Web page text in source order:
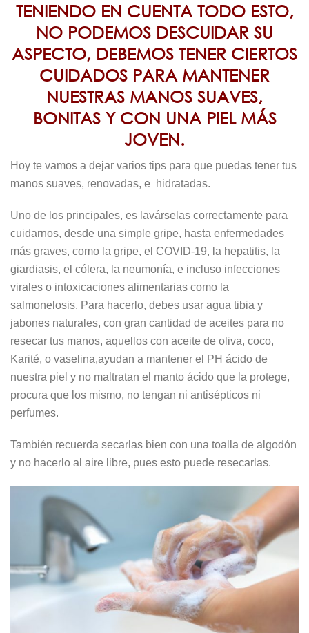
TENIENDO EN CUENTA TODO ESTO,
NO PODEMOS DESCUIDAR SU
ASPECTO, DEBEMOS TENER CIERTOS
CUIDADOS PARA MANTENER
NUESTRAS MANOS SUAVES,
BONITAS Y CON UNA PIEL MÁS
JOVEN.
Hoy te vamos a dejar varios tips para que puedas tener tus
manos suaves, renovadas, e hidratadas.
Uno de los principales, es lavárselas correctamente para
cuidarnos, desde una simple gripe, hasta enfermedades
más graves, como la gripe, el COVID-19, la hepatitis, la
giardiasis, el cólera, la neumonía, e incluso infecciones
virales o intoxicaciones alimentarias como la
salmonelosis. Para hacerlo, debes usar agua tibia y
jabones naturales, con gran cantidad de aceites para no
resecar tus manos, aquellos con aceite de oliva, coco,
Karité, o vaselina,ayudan a mantener el PH ácido de
nuestra piel y no maltratan el manto ácido que la protege,
procura que los mismo, no tengan ni antisépticos ni
perfumes.
También recuerda secarlas bien con una toalla de algodón
y no hacerlo al aire libre, pues esto puede resecarlas.